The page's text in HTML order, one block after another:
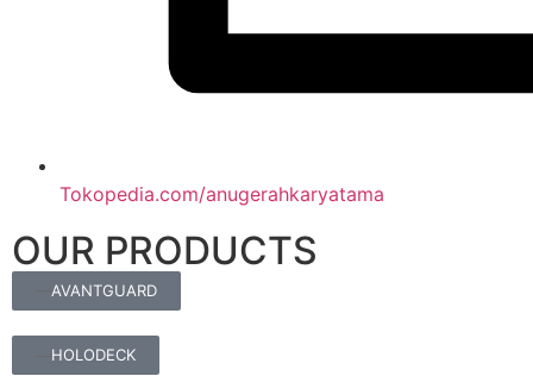
Tokopedia.com/anugerahkaryatama
OUR PRODUCTS
AVANTGUARD
HOLODECK